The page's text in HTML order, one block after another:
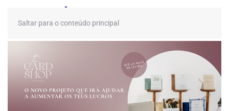
Saltar para o conteúdo principal